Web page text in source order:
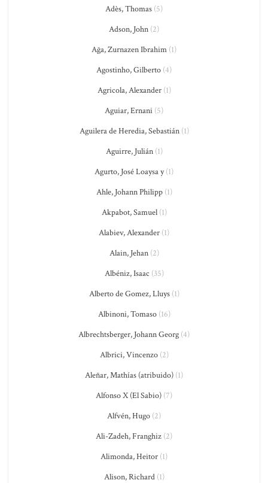
Adès, Thomas (5)
Adson, John (2)
Ağa, Zurnazen Ibrahim (1)
Agostinho, Gilberto (4)
Agricola, Alexander(1)
Aguiar, Ernani (5)
Aguilera de Heredia, Sebastián(1)
Aguirre, Julián(1)
Agurto, José Loaysa y(1)
Ahle, Johann Philipp(1)
Akpabot, Samuel(1)
Alabiev, Alexander (1)
Alain, Jehan(2)
Albéniz, Isaac (35)
Alberto de Gomez, Lluys(1)
Albinoni, Tomaso(16)
Albrechtsberger, Johann Georg (4)
Albrici, Vincenzo(2)
Aleñar, Mathías (atribuido) (1)
Alfonso X (El Sabio) (7)
Alfvén, Hugo (2)
Ali-Zadeh, Franghiz (2)
Alimonda, Heitor (1)
Alison, Richard(1)